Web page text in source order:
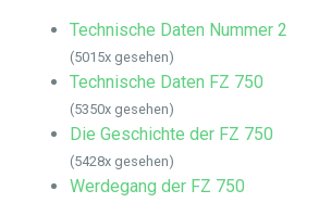
Technische Daten Nummer 2
(5015x gesehen)
Technische Daten FZ 750
(5350x gesehen)
Die Geschichte der FZ 750
(5428x gesehen)
Werdegang der FZ 750